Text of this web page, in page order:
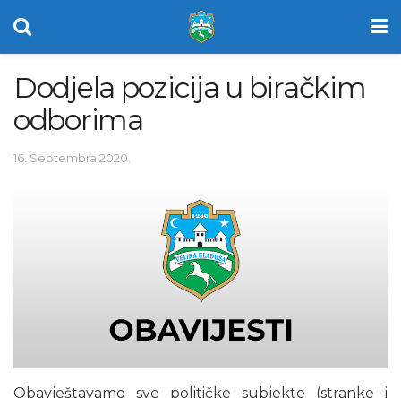
Dodjela pozicija u biračkim
odborima
16. Septembra 2020.
Obavještavamo sve političke subjekte (stranke i